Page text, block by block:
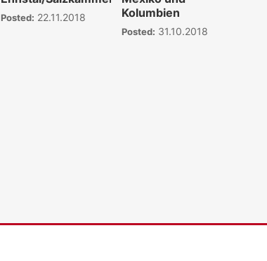
Posted: 22.11.2018
Kolumbien
Posted: 31.10.2018